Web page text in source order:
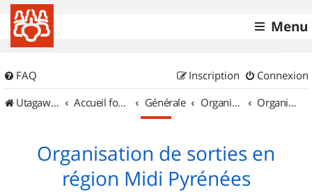
Menu
FAQ Connexion
Inscription
UtagawaVTT (Randos VTT et VTTAE avec traces GPS)
Accueil forum Générale Organisation de sorties & Recherche de partenaires Organisation de sorties en région Midi Pyrénées
Organisation de sorties en
région Midi Pyrénées